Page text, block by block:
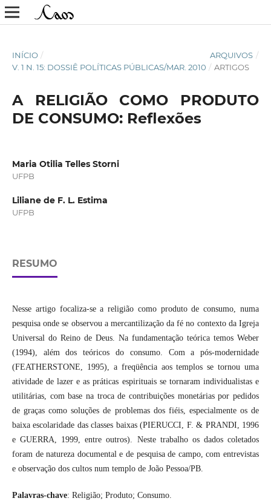
INÍCIO / ARQUIVOS /
V. 1 N. 15: DOSSIÊ POLÍTICAS PÚBLICAS/MAR. 2010 / ARTIGOS
A RELIGIÃO COMO PRODUTO
DE CONSUMO: Reflexões
Maria Otilia Telles Storni
UFPB
Liliane de F. L. Estima
UFPB
RESUMO
Nesse artigo focaliza-se a religião como produto de consumo, numa
pesquisa onde se observou a mercantilização da fé no contexto da Igreja
Universal do Reino de Deus. Na fundamentação teórica temos Weber
(1994), além dos teóricos do consumo. Com a pós-modernidade
(FEATHERSTONE, 1995), a freqüência aos templos se tornou uma
atividade de lazer e as práticas espirituais se tornaram individualistas e
utilitárias, com base na troca de contribuições monetárias por pedidos
de graças como soluções de problemas dos fiéis, especialmente os de
baixa escolaridade das classes baixas (PIERUCCI, F. & PRANDI, 1996
e GUERRA, 1999, entre outros). Neste trabalho os dados coletados
foram de natureza documental e de pesquisa de campo, com entrevistas
e observação dos cultos num templo de João Pessoa/PB.
Palavras-chave: Religião; Produto; Consumo.